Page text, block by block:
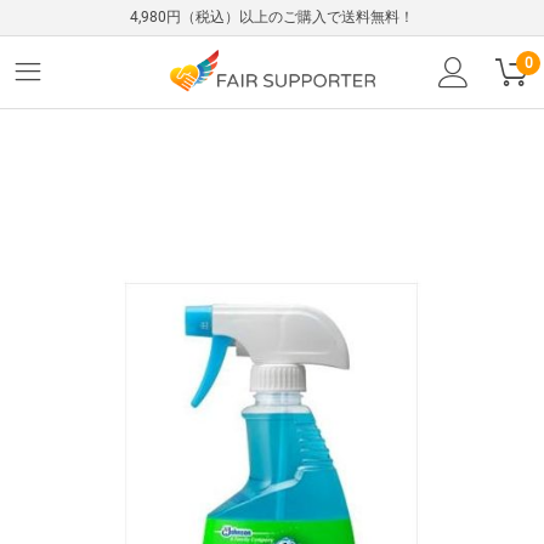
4,980円（税込）以上のご購入で送料無料！
0